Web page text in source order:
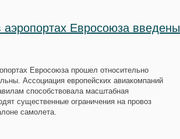
Евросоюза введены
Евросоюза прошел относительно
Ассоциация европейских авиакомпаний
способствовала масштабная
существенные ограничения на провоз
самолета.